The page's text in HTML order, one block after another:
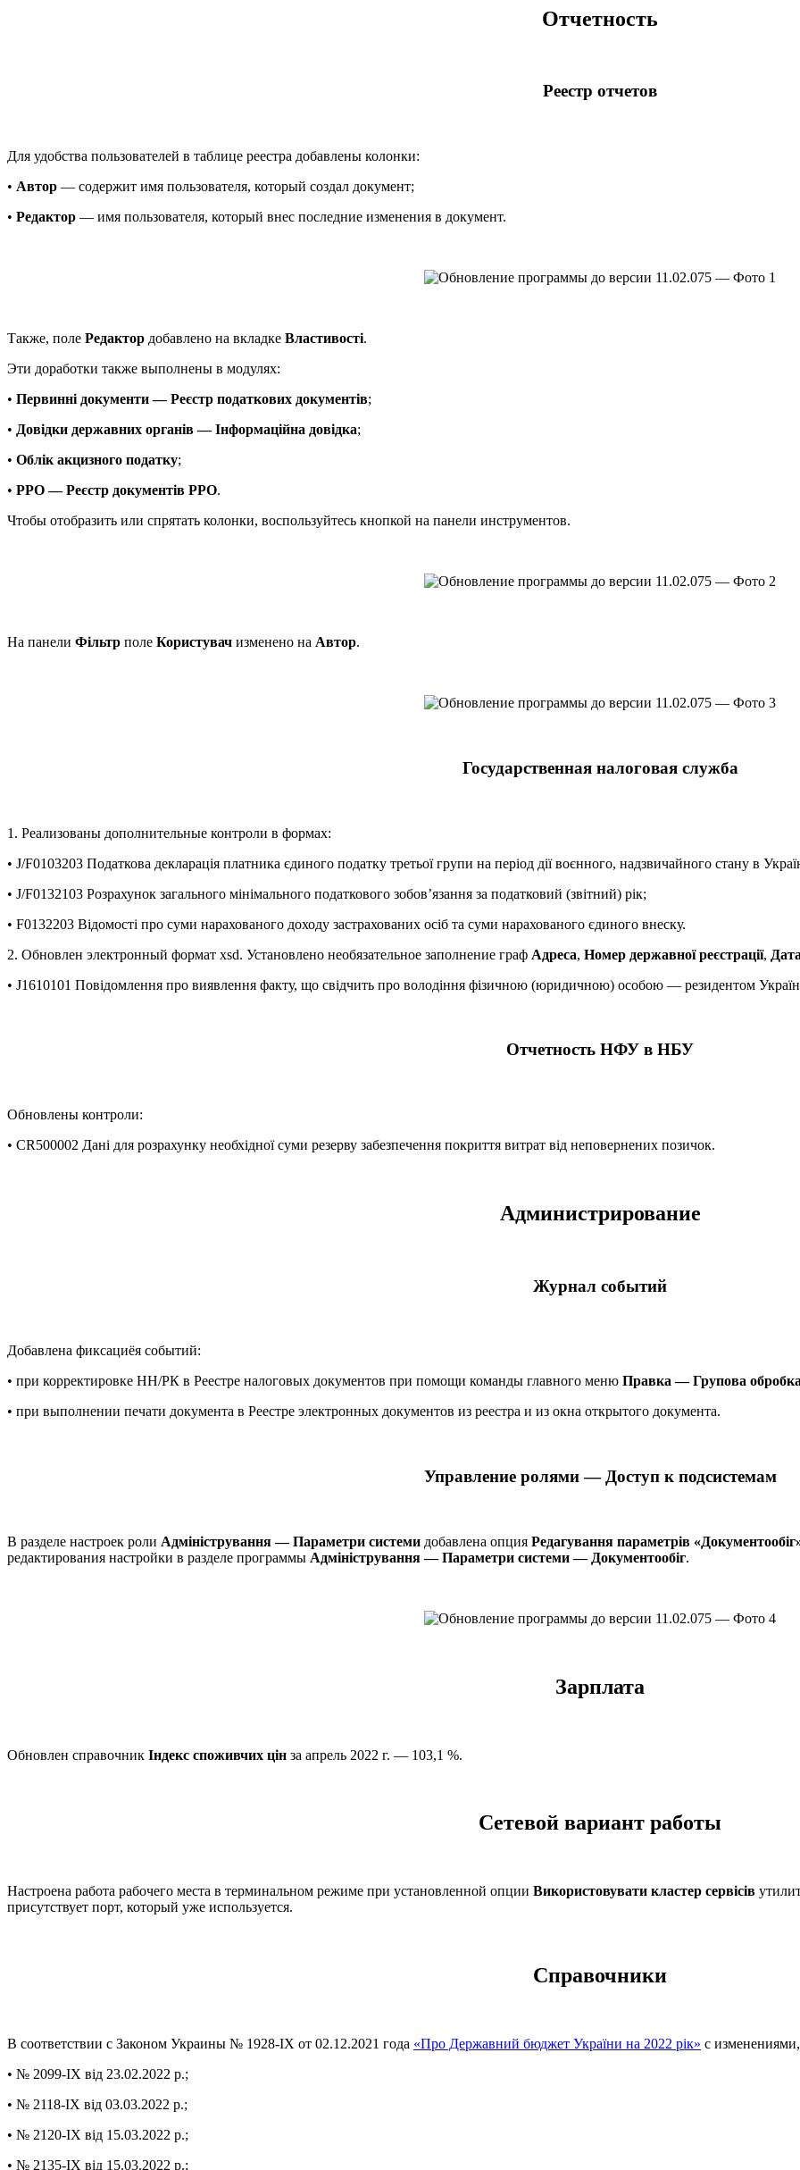
Отчетность
Реестр отчетов
Для удобства пользователей в таблице реестра добавлены колонки:
• Автор — содержит имя пользователя, который создал документ;
• Редактор — имя пользователя, который внес последние изменения в документ.
Также, поле Редактор добавлено на вкладке Властивості.
Эти доработки также выполнены в модулях:
• Первинні документи — Реєстр податкових документів;
• Довідки державних органів — Інформаційна довідка;
• Облік акцизного податку;
• РРО — Реєстр документів РРО.
Чтобы отобразить или спрятать колонки, воспользуйтесь кнопкой на панели инструментов.
На панели Фільтр поле Користувач изменено на Автор.
Государственная налоговая служба
1. Реализованы дополнительные контроли в формах:
• J/F0103203 Податкова декларація платника єдиного податку третьої групи на період дії воєнного, надзвичайного стану в
• J/F0132103 Розрахунок загального мінімального податкового зобов’язання за податковий (звітний) рік;
• F0132203 Відомості про суми нарахованого доходу застрахованих осіб та суми нарахованого єдиного внеску.
2. Обновлен электронный формат xsd. Установлено необязательное заполнение граф Адреса, Номер державної реєстрації,
• J1610101 Повідомлення про виявлення факту, що свідчить про володіння фізичною (юридичною) особою — резидентом
Отчетность НФУ в НБУ
Обновлены контроли:
• CR500002 Дані для розрахунку необхідної суми резерву забезпечення покриття витрат від неповернених позичок.
Администрирование
Журнал событий
Добавлена фиксациёя событий:
• при корректировке НН/РК в Реестре налоговых документов при помощи команды главного меню Правка — Групова
• при выполнении печати документа в Реестре электронных документов из реестра и из окна открытого документа.
Управление ролями — Доступ к подсистемам
В разделе настроек роли Адміністрування — Параметри системи добавлена опция Редагування параметрів
редактирования настройки в разделе программы Адміністрування — Параметри системи — Документообіг.
Зарплата
Обновлен справочник Індекс споживчих цін за апрель 2022 г. — 103,1 %.
Сетевой вариант работы
Настроена работа рабочего места в терминальном режиме при установленной опции Використовувати кластер сервісів
присутствует порт, который уже используется.
Справочники
В соответствии с Законом Украины № 1928-IX от 02.12.2021 года «Про Державний бюджет України на 2022 рік» с
• № 2099-IX від 23.02.2022 р.;
• № 2118-IX від 03.03.2022 р.;
• № 2120-IX від 15.03.2022 р.;
• № 2135-IX від 15.03.2022 р.;